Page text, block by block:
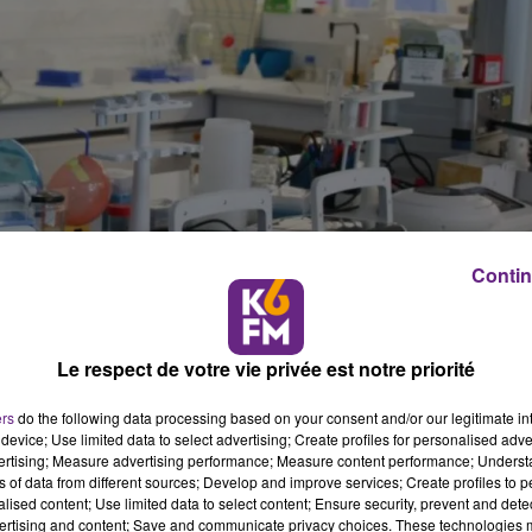
pour lh�mostase dici 3 ans, si les essais
Le respect de votre vie privée est notre priorité
do the following data processing based on your consent and/or our legitimate
Use limited data to select advertising; Create profiles for personalised
Measure advertising performance; Measure content performance;
of data from different sources; Develop and improve services; Create profiles to
content; Use limited data to select content; Ensure security, prevent and
and content; Save and communicate privacy choices. These technologies